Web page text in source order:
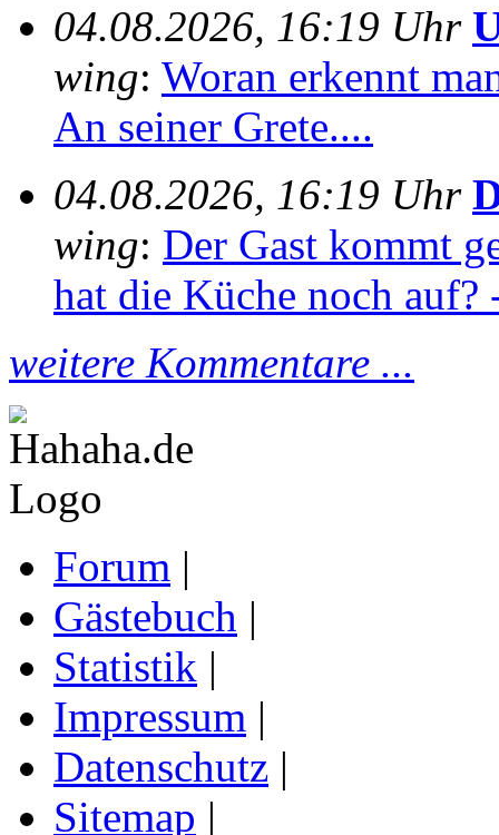
04.08.2026, 16:19 Uhr
wing: Woran erkennt
An seiner Grete....
04.08.2026, 16:19 Uhr
wing: Der Gast kommt
hat die Küche noch auf?
weitere Kommentare ...
Forum |
Gästebuch |
Statistik |
Impressum |
Datenschutz |
Sitemap |